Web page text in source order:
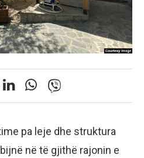
pa leje dhe struktura
në të gjithë rajonin e